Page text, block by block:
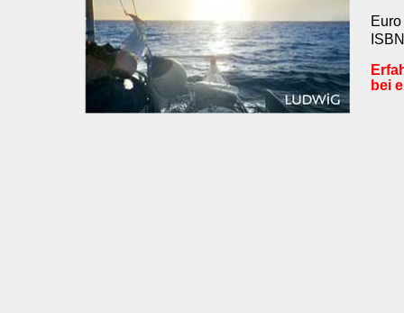
bei